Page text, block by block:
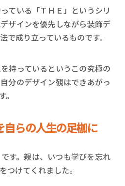
ている「ＴＨＥ」というシリ
ザインを優先しながら装飾デ
で成り立っているものです。
持っているというこの究極の
分のデザイン観はできあがっ
らの人生の足枷に
す。親は、いつも学びを忘れ
つけてくれました。